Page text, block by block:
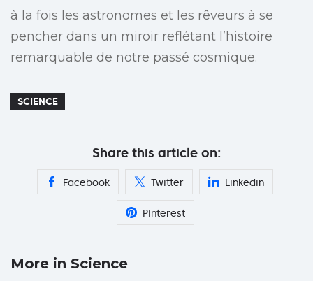
à la fois les astronomes et les rêveurs à se
pencher dans un miroir reflétant l’histoire
remarquable de notre passé cosmique.
SCIENCE
Share this article on:
Facebook Twitter Linkedin
Pinterest
More in Science